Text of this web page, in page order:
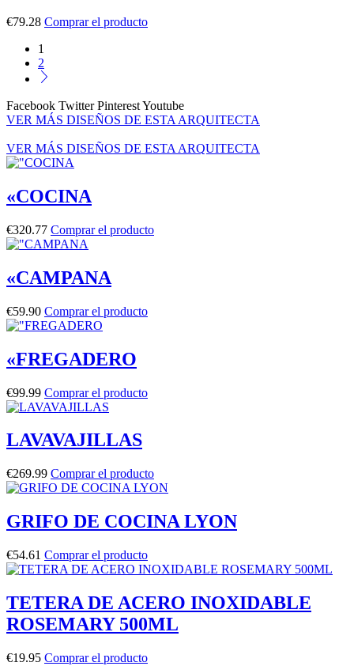
€79.28 Comprar el producto
1
2
Facebook Twitter PinterestYoutube
VER MÁS DISEÑOS DE ESTA ARQUITECTA
VER MÁS DISEÑOS DE ESTA ARQUITECTA
«COCINA
€320.77 Comprar el producto
«CAMPANA
€59.90 Comprar el producto
«FREGADERO
€99.99 Comprar el producto
LAVAVAJILLAS
€269.99 Comprar el producto
GRIFO DE COCINA LYON
€54.61 Comprar el producto
TETERA DE ACERO INOXIDABLE
ROSEMARY 500ML
€19.95 Comprar el producto